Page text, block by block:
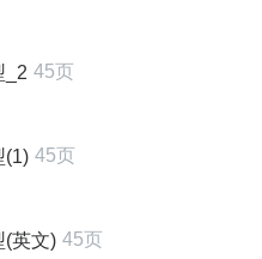
_2 45页
(1) 45页
(英文) 45页